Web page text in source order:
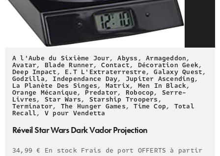
A l'Aube du Sixième Jour,Abyss,Armageddon,
Avatar, Blade Runner,Contact, Décoration Geek,
Deep Impact, E.T L'Extraterrestre,Galaxy Quest,
Godzilla, Independance Day, Jupiter Ascending,
La Planète Des Singes, Matrix, Men In Black,
Orange Mécanique,Predator, Robocop, Serre-
Livres, Star Wars, Starship Troopers,
Terminator, The Hunger Games,Time Cop, Total
Recall, V pour Vendetta
Réveil Star Wars Dark Vador Projection
34,99 € En stock Frais de port OFFERTS à partir